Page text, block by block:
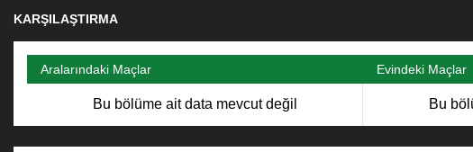
KARŞILAŞTIRMA
Aralarındaki Maçlar
Bu bölüme ait data mevcut değil
Evindeki Maçlar
Bu